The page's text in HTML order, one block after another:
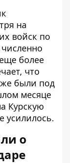
на
войск по
более
что
были под
месяце
Курскую
усилилось.
о